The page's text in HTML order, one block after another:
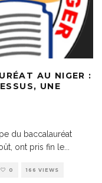
AU NIGER :
UNE
du baccalauréat
ont pris fin le
0 166 VIEWS